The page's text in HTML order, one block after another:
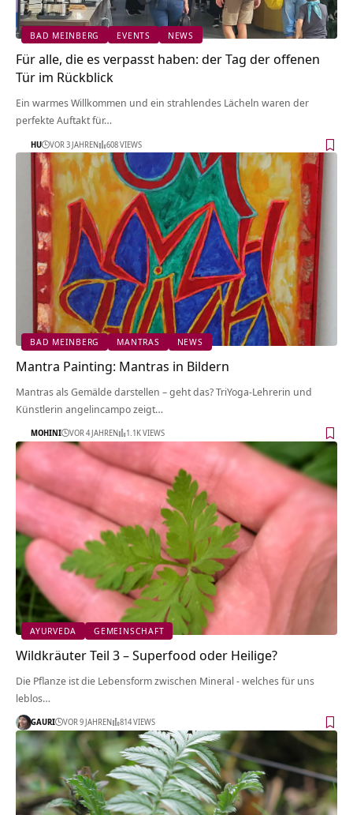
BAD MEINBERG EVENTS NEWS
Für alle, die es verpasst haben: der Tag der offenen
Tür im Rückblick
Ein warmes Willkommen und ein strahlendes Lächeln waren der
perfekte Auftakt für…
HU VOR 3 JAHREN 608 VIEWS
BAD MEINBERG MANTRAS NEWS
Mantra Painting: Mantras in Bildern
Mantras als Gemälde darstellen – geht das? TriYoga-Lehrerin und
Künstlerin angelincampo zeigt…
MOHINI VOR 4 JAHREN 1.1K VIEWS
AYURVEDA GEMEINSCHAFT
Wildkräuter Teil 3 – Superfood oder Heilige?
Die Pflanze ist die Lebensform zwischen Mineral - welches für uns
leblos…
GAURI VOR 9 JAHREN 814 VIEWS